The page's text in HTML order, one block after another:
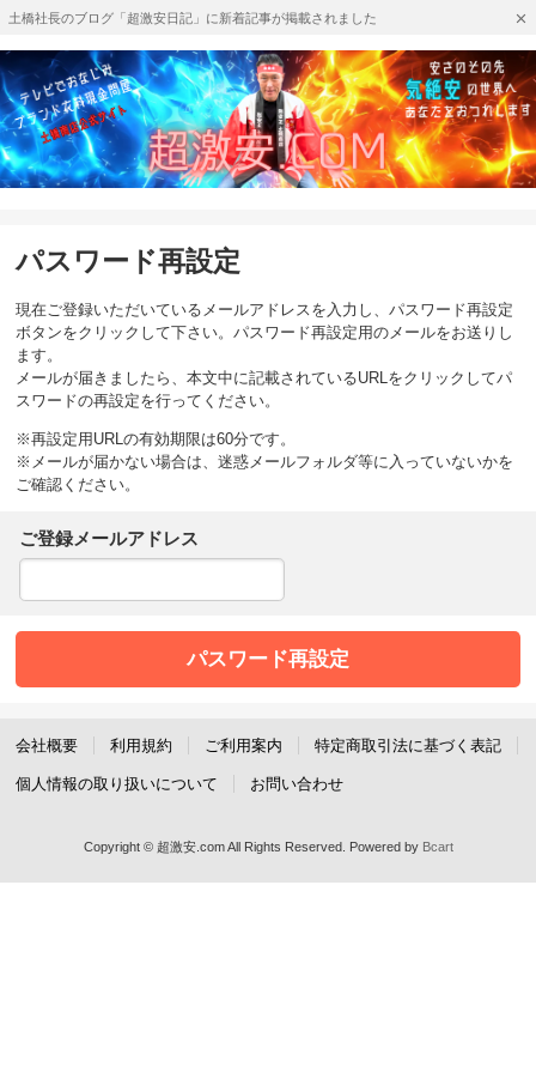
土橋社長のブログ「超激安日記」に新着記事が掲載されました
パスワード再設定
現在ご登録いただいているメールアドレスを入力し、パスワード再設定
ボタンをクリックして下さい。パスワード再設定用のメールをお送りし
ます。
メールが届きましたら、本文中に記載されているURLをクリックしてパ
スワードの再設定を行ってください。
※再設定用URLの有効期限は60分です。
※メールが届かない場合は、迷惑メールフォルダ等に入っていないかを
ご確認ください。
ご登録メールアドレス
会社概要 利用規約 ご利用案内 特定商取引法に基づく表記
個人情報の取り扱いについて お問い合わせ
Copyright © 超激安.com All Rights Reserved. Powered by Bcart